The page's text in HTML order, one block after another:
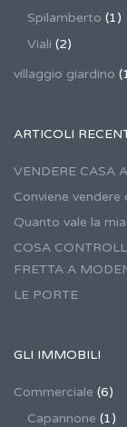
Spilamberto (1)
Viali (2)
villaggio giardino
ARTICOLI
VENDERE CASA
Conviene vendere
Quanto vale la
COSA
FRETTA A
LE PORTE
GLI IMMOBILI
Commerciale (6)
Capannone (1)